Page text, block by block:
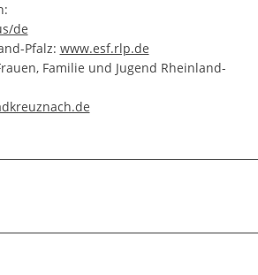
de
Pfalz: www.esf.rlp.de
Familie und Jugend Rheinland-